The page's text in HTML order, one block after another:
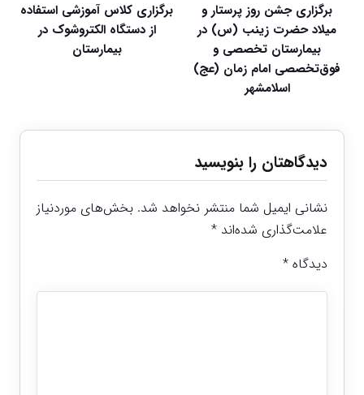
برگزاری جشن روز پرستار و
میلاد حضرت زینب (س) در
بیمارستان تخصصی و
فوق‌تخصصی امام زمان (عج)
اسلامشهر
برگزاری کلاس آموزشی استفاده
از دستگاه الکتروشوک در
بیمارستان
دیدگاهتان را بنویسید
نشانی ایمیل شما منتشر نخواهد شد. بخش‌های موردنیاز
علامت‌گذاری شده‌اند*
دیدگاه*